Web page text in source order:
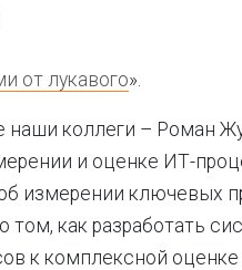
от лукавого».
наши коллеги – Роман
и оценке ИТ-
измерении ключевых
как разработать
к комплексной